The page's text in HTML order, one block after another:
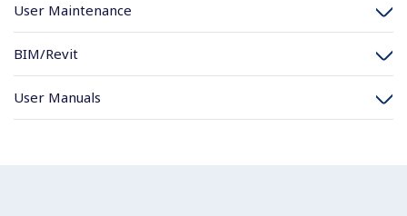
User Maintenance
BIM/Revit
User Manuals